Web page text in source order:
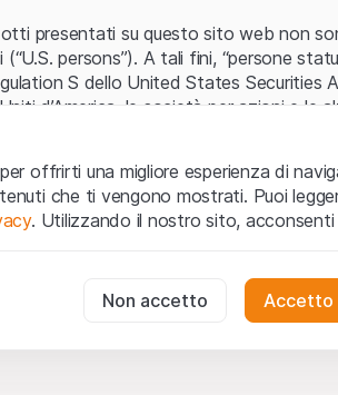
presentati su questo sito web non
persons”). A tali fini, “persone
S dello United States Securities
d’America, le società per azioni e le
web (di seguito, il “Sito”) si dichiara di
avvertenze importanti e le condizioni di
utilizzonon siano accettate, l’utente è
o invito ad acquistare
i dati, i servizi, gli strumenti, i
web hanno esclusivamente finalità
offrirti una migliore esperienza di
che ti vengono mostrati. Puoi
. Utilizzando il nostro sito, acconsenti
per il funzionamento del sito web e
Non accetto Accetto